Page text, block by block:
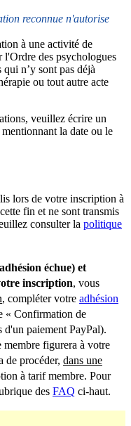
reconnue n'autorise
à une activité de
des psychologues
n’y sont pas déjà
ou tout autre acte
veuillez écrire un
mentionnant la date ou le
lors de votre inscription à
fin et ne sont transmis
consulter la politique
échue) et
inscription, vous
, compléter votre adhésion
« Confirmation de
d'un paiement PayPal).
membre figurera à votre
de procéder, dans une
à tarif membre. Pour
des FAQ ci-haut.